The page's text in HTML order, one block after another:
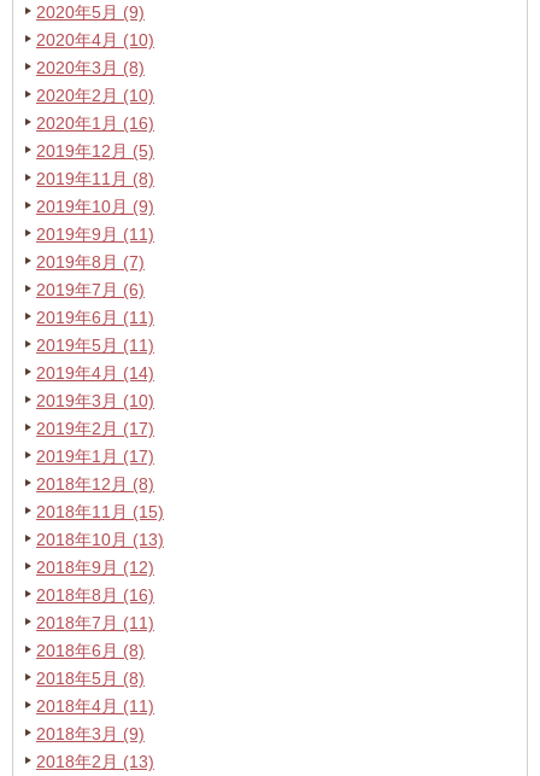
2020年5月 (9)
2020年4月 (10)
2020年3月 (8)
2020年2月 (10)
2020年1月 (16)
2019年12月 (5)
2019年11月 (8)
2019年10月 (9)
2019年9月 (11)
2019年8月 (7)
2019年7月 (6)
2019年6月 (11)
2019年5月 (11)
2019年4月 (14)
2019年3月 (10)
2019年2月 (17)
2019年1月 (17)
2018年12月 (8)
2018年11月 (15)
2018年10月 (13)
2018年9月 (12)
2018年8月 (16)
2018年7月 (11)
2018年6月 (8)
2018年5月 (8)
2018年4月 (11)
2018年3月 (9)
2018年2月 (13)